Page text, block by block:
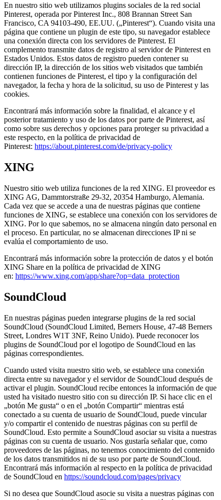
En nuestro sitio web utilizamos plugins sociales de la red social
Pinterest, operada por Pinterest Inc., 808 Brannan Street San
Francisco, CA 94103-490, EE.UU. („Pinterest“). Cuando visita una
página que contiene un plugin de este tipo, su navegador establece
una conexión directa con los servidores de Pinterest. El
complemento transmite datos de registro al servidor de Pinterest en
Estados Unidos. Estos datos de registro pueden contener su
dirección IP, la dirección de los sitios web visitados que también
contienen funciones de Pinterest, el tipo y la configuración del
navegador, la fecha y hora de la solicitud, su uso de Pinterest y las
cookies.
Encontrará más información sobre la finalidad, el alcance y el
posterior tratamiento y uso de los datos por parte de Pinterest, así
como sobre sus derechos y opciones para proteger su privacidad a
este respecto, en la política de privacidad de
Pinterest: https://about.pinterest.com/de/privacy-policy
XING
Nuestro sitio web utiliza funciones de la red XING. El proveedor es
XING AG, Dammtorstraße 29-32, 20354 Hamburgo, Alemania.
Cada vez que se accede a una de nuestras páginas que contiene
funciones de XING, se establece una conexión con los servidores de
XING. Por lo que sabemos, no se almacena ningún dato personal en
el proceso. En particular, no se almacenan direcciones IP ni se
evalúa el comportamiento de uso.
Encontrará más información sobre la protección de datos y el botón
XING Share en la política de privacidad de XING
en: https://www.xing.com/app/share?op=data_protection
SoundCloud
En nuestras páginas pueden integrarse plugins de la red social
SoundCloud (SoundCloud Limited, Berners House, 47-48 Berners
Street, Londres W1T 3NF, Reino Unido). Puede reconocer los
plugins de SoundCloud por el logotipo de SoundCloud en las
páginas correspondientes.
Cuando usted visita nuestro sitio web, se establece una conexión
directa entre su navegador y el servidor de SoundCloud después de
activar el plugin. SoundCloud recibe entonces la información de que
usted ha visitado nuestro sitio con su dirección IP. Si hace clic en el
„botón Me gusta“ o en el „botón Compartir“ mientras está
conectado a su cuenta de usuario de SoundCloud, puede vincular
y/o compartir el contenido de nuestras páginas con su perfil de
SoundCloud. Esto permite a SoundCloud asociar su visita a nuestras
páginas con su cuenta de usuario. Nos gustaría señalar que, como
proveedores de las páginas, no tenemos conocimiento del contenido
de los datos transmitidos ni de su uso por parte de SoundCloud.
Encontrará más información al respecto en la política de privacidad
de SoundCloud en https://soundcloud.com/pages/privacy
Si no desea que SoundCloud asocie su visita a nuestras páginas con